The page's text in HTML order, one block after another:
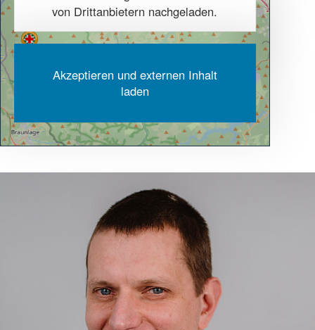
von Drittanbietern nachgeladen.
Akzeptieren und externen Inhalt
laden